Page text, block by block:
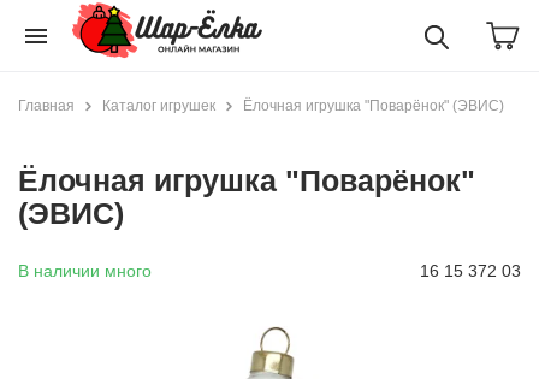
menu
Главная Каталог игрушек Ёлочная игрушка "Поварёнок" (ЭВИС)
Ёлочная игрушка "Поварёнок"
(ЭВИС)
В наличии много 16 15 372 03